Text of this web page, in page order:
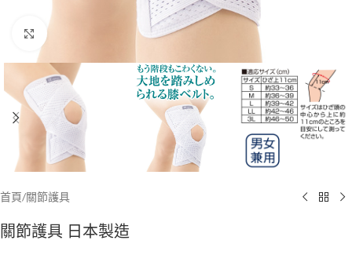
Click to enlarge
首頁/關節護具
關節護具 日本製造